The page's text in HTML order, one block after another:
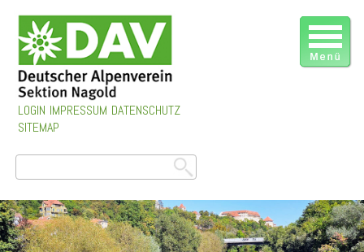
LOGIN IMPRESSUM DATENSCHUTZ
SITEMAP